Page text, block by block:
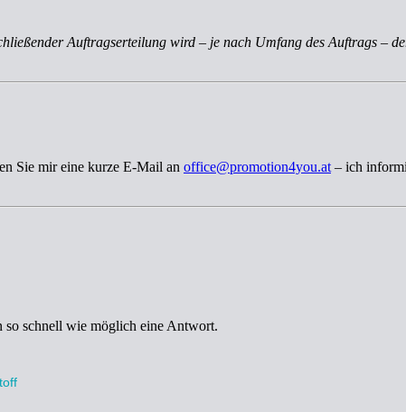
Auftragserteilung wird – je nach Umfang des Auftrags –
Sie mir eine kurze E-Mail an office@promotion4you.at – ich
so schnell wie möglich eine Antwort.